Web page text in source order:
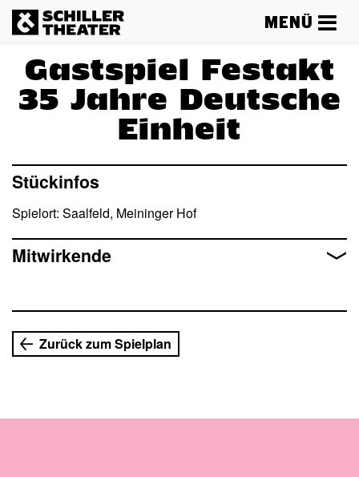
MENÜ
Gastspiel Festakt
35 Jahre Deutsche
Einheit
Stückinfos
Spielort: Saalfeld, Meininger Hof
Mitwirkende
Zurück zum Spielplan